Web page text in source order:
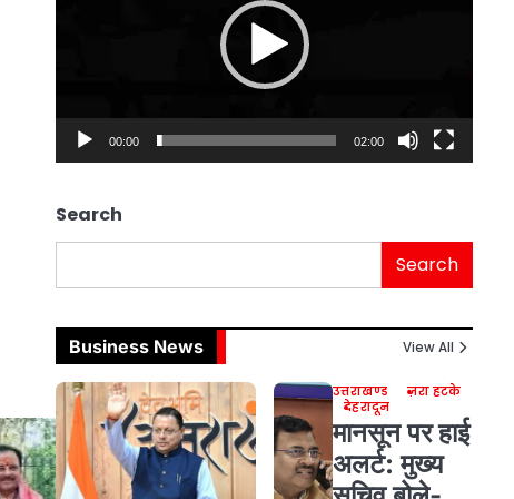
00:00 02:00
Search
Search
Business News View All
उत्तराखण्ड
ज़रा हटके
देहरादून
मानसून पर हाई
अलर्ट: मुख्य